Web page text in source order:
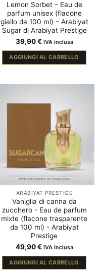
Lemon Sorbet – Eau de
parfum unisex (flacone
giallo da 100 ml) – Arabiyat
Sugar di Arabiyat Prestige
39,90€ IVA inclusa
AGGIUNGI AL CARRELLO
ARABIYAT PRESTIGE
Vaniglia di canna da
zucchero - Eau de parfum
mixte (flacone trasparente
da 100 ml) - Arabiyat
Prestige
49,90€ IVA inclusa
AGGIUNGI AL CARRELLO